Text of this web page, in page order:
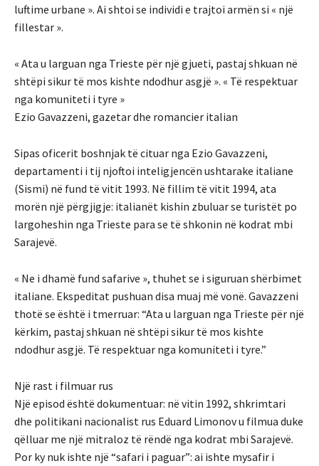
luftime urbane ». Ai shtoi se individi e trajtoi armën si « një
fillestar ».
« Ata u larguan nga Trieste për një gjueti, pastaj shkuan në
shtëpi sikur të mos kishte ndodhur asgjë ». « Të respektuar
nga komuniteti i tyre »
Ezio Gavazzeni, gazetar dhe romancier italian
Sipas oficerit boshnjak të cituar nga Ezio Gavazzeni,
departamenti i tij njoftoi inteligjencën ushtarake italiane
(Sismi) në fund të vitit 1993. Në fillim të vitit 1994, ata
morën një përgjigje: italianët kishin zbuluar se turistët po
largoheshin nga Trieste para se të shkonin në kodrat mbi
Sarajevë.
« Ne i dhamë fund safarive », thuhet se i siguruan shërbimet
italiane. Ekspeditat pushuan disa muaj më vonë. Gavazzeni
thotë se është i tmerruar: “Ata u larguan nga Trieste për një
kërkim, pastaj shkuan në shtëpi sikur të mos kishte
ndodhur asgjë. Të respektuar nga komuniteti i tyre.”
Një rast i filmuar rus
Një episod është dokumentuar: në vitin 1992, shkrimtari
dhe politikani nacionalist rus Eduard Limonov u filmua duke
qëlluar me një mitraloz të rëndë nga kodrat mbi Sarajevë.
Por ky nuk ishte një “safari i paguar”: ai ishte mysafir i